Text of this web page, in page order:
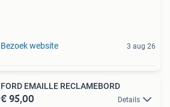
Bezoek website 3 aug 26
FORD EMAILLE RECLAMEBORD
€ 95,00 Details